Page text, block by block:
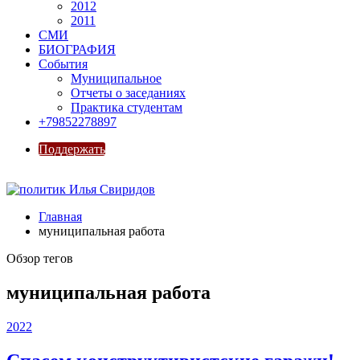
2012
2011
СМИ
БИОГРАФИЯ
События
Муниципальное
Отчеты о заседаниях
Практика студентам
+79852278897
Поддержать
Главная
муниципальная работа
Обзор тегов
муниципальная работа
2022